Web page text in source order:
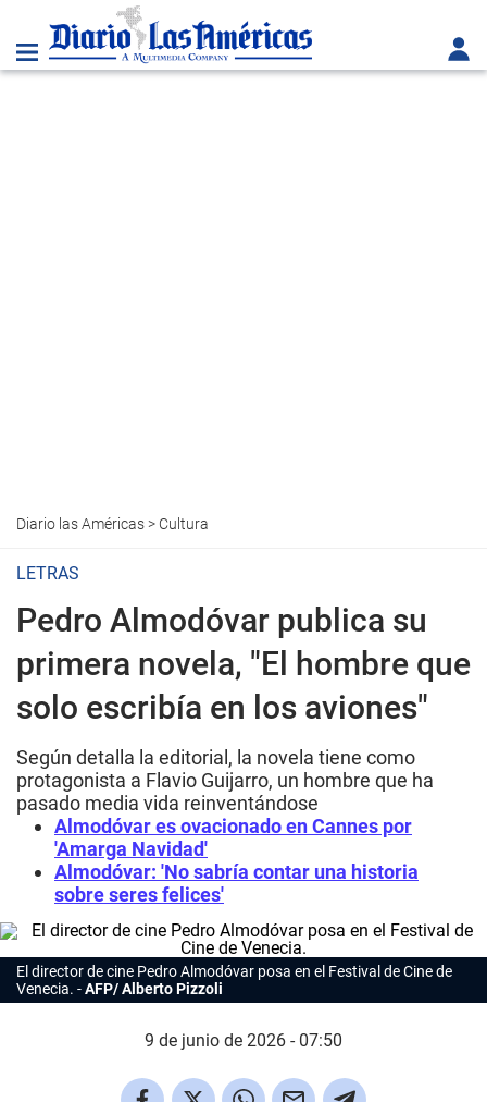
Diario las Américas> Cultura
LETRAS
Pedro Almodóvar publica su
primera novela, "El hombre que
solo escribía en los aviones"
Según detalla la editorial, la novela tiene como
protagonista a Flavio Guijarro, un hombre que ha
pasado media vida reinventándose
Almodóvar es ovacionado en Cannes por
'Amarga Navidad'
Almodóvar: 'No sabría contar una historia
sobre seres felices'
El director de cine Pedro Almodóvar posa en el Festival de Cine de
Venecia.
AFP/ Alberto Pizzoli
9 de junio de 2026 - 07:50